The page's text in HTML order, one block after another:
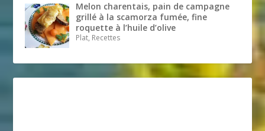
Melon charentais, pain de campagne
grillé à la scamorza fumée, fine
roquette à l’huile d’olive
Plat, Recettes